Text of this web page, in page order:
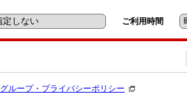
ご利用時間
グループ・プライバシーポリシー